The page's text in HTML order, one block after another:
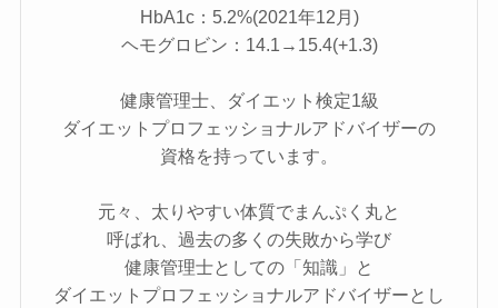
HbA1c：5.2%(2021年12月)
ヘモグロビン：14.1→15.4(+1.3)
健康管理士、ダイエット検定1級
ダイエットプロフェッショナルアドバイザーの
資格を持っています。
元々、太りやすい体質でまんぷく丸と
呼ばれ、過去の多くの失敗から学び
健康管理士としての「知識」と
ダイエットプロフェッショナルアドバイザーとし